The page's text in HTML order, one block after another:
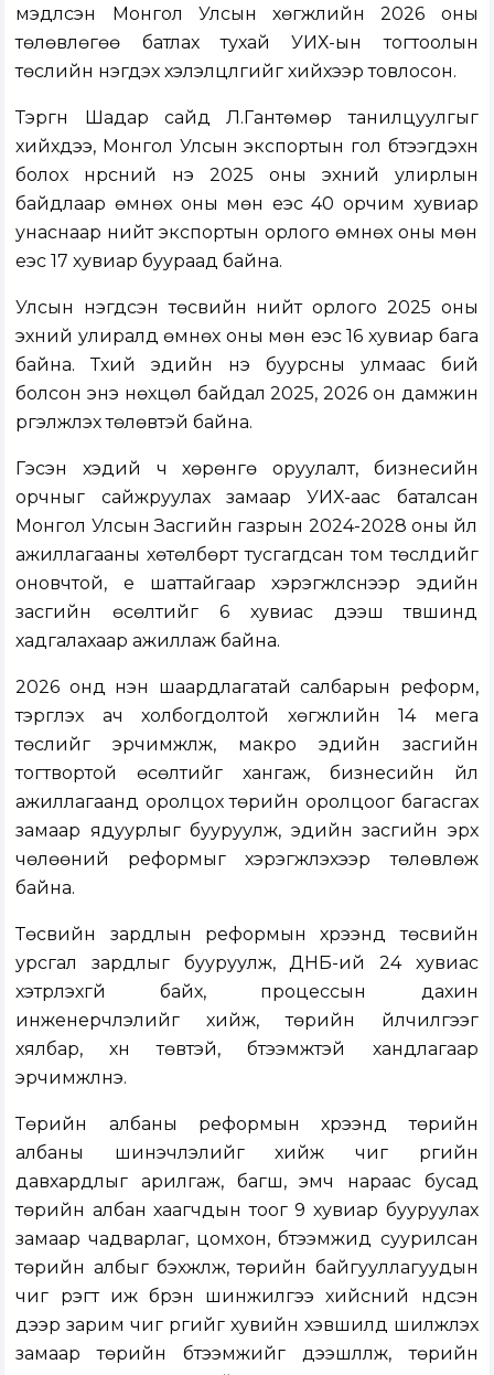
мэдүүлсэн Монгол Улсын хөгжлийн 2026 оны
төлөвлөгөө батлах тухай УИХ-ын тогтоолын
төслийн нэгдэх хэлэлцүүлгийг хийхээр товлосон.
Тэргүүн Шадар сайд Л.Гантөмөр танилцуулгыг
хийхдээ, Монгол Улсын экспортын гол бүтээгдэхүүн
болох нүүрсний үнэ 2025 оны эхний улирлын
байдлаар өмнөх оны мөн үеэс 40 орчим хувиар
унаснаар нийт экспортын орлого өмнөх оны мөн
үеэс 17 хувиар буураад байна.
Улсын нэгдсэн төсвийн нийт орлого 2025 оны
эхний улиралд өмнөх оны мөн үеэс 16 хувиар бага
байна. Түүхий эдийн үнэ буурсны улмаас бий
болсон энэ нөхцөл байдал 2025, 2026 он дамжин
үргэлжлэх төлөвтэй байна.
Гэсэн хэдий ч хөрөнгө оруулалт, бизнесийн
орчныг сайжруулах замаар УИХ-аас баталсан
Монгол Улсын Засгийн газрын 2024-2028 оны үйл
ажиллагааны хөтөлбөрт тусгагдсан том төслүүдийг
оновчтой, үе шаттайгаар хэрэгжүүлснээр эдийн
засгийн өсөлтийг 6 хувиас дээш түвшинд
хадгалахаар ажиллаж байна.
2026 онд нэн шаардлагатай салбарын реформ,
тэргүүлэх ач холбогдолтой хөгжлийн 14 мега
төслийг эрчимжүүлж, макро эдийн засгийн
тогтвортой өсөлтийг хангаж, бизнесийн үйл
ажиллагаанд оролцох төрийн оролцоог багасгах
замаар ядуурлыг бууруулж, эдийн засгийн эрх
чөлөөний реформыг хэрэгжүүлэхээр төлөвлөж
байна.
Төсвийн зардлын реформын хүрээнд төсвийн
урсгал зардлыг бууруулж, ДНБ-ий 24 хувиас
хэтрүүлэхгүй байх, процессын дахин
инженерчлэлийг хийж, төрийн үйлчилгээг
хялбар, хүн төвтэй, бүтээмжтэй хандлагаар
эрчимжүүлнэ.
Төрийн албаны реформын хүрээнд төрийн
албаны шинэчлэлийг хийж чиг үүргийн
давхардлыг арилгаж, багш, эмч нараас бусад
төрийн албан хаагчдын тоог 9 хувиар бууруулах
замаар чадварлаг, цомхон, бүтээмжид суурилсан
төрийн албыг бэхжүүлж, төрийн байгууллагуудын
чиг үүрэгт иж бүрэн шинжилгээ хийсний үндсэн
дээр зарим чиг үүргийг хувийн хэвшилд шилжүүлэх
замаар төрийн бүтээмжийг дээшлүүлж, төрийн